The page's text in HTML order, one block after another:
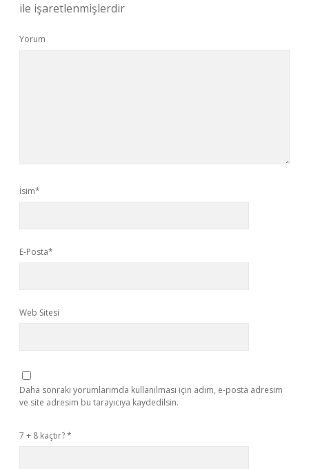
ile işaretlenmişlerdir
Yorum
İsim*
E-Posta*
Web Sitesi
Daha sonraki yorumlarımda kullanılması için adım, e-posta adresim
ve site adresim bu tarayıcıya kaydedilsin.
7 + 8 kaçtır?*